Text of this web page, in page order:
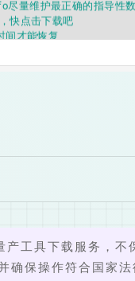
快点击下载吧
间才能恢复
第三方工具提供的数据
大流
快点击下载吧
工具下载服务，不
确保操作符合国家